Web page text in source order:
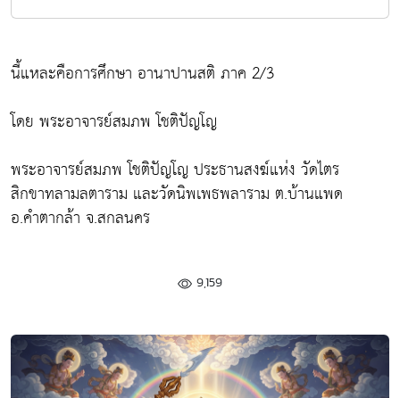
นี้แหละคือการศึกษา อานาปานสติ ภาค 2/3
โดย พระอาจารย์สมภพ โชติปัญโญ
พระอาจารย์สมภพ โชติปัญโญ ประธานสงฆ์แห่ง วัดไตร
สิกขาทลามลตาราม และวัดนิพเพธพลาราม ต.บ้านแพด
อ.คำตากล้า จ.สกลนคร
9,159